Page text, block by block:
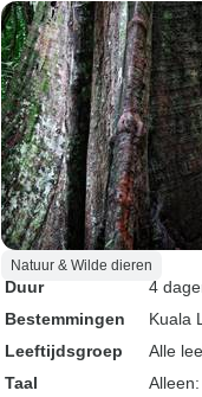
Natuur & Wilde dieren
Duur
4
Bestemmingen
Kuala
Leeftijdsgroep
Alle
Taal